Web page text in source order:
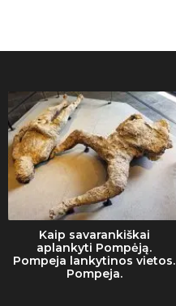
Kaip savarankiškai
aplankyti Pompėją.
Pompeja lankytinos vietos.
Pompeja.